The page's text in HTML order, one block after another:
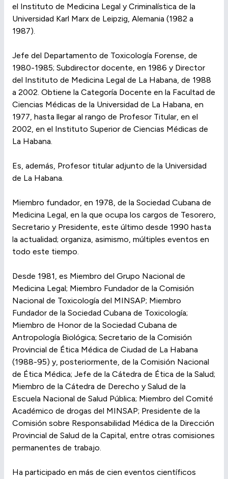
el Instituto de Medicina Legal y Criminalística de la
Universidad Karl Marx de Leipzig, Alemania (1982 a
1987).
Jefe del Departamento de Toxicología Forense, de
1980-1985; Subdirector docente, en 1986 y Director
del Instituto de Medicina Legal de La Habana, de 1988
a 2002. Obtiene la Categoría Docente en la Facultad de
Ciencias Médicas de la Universidad de La Habana, en
1977, hasta llegar al rango de Profesor Titular, en el
2002, en el Instituto Superior de Ciencias Médicas de
La Habana.
Es, además, Profesor titular adjunto de la Universidad
de La Habana.
Miembro fundador, en 1978, de la Sociedad Cubana de
Medicina Legal, en la que ocupa los cargos de Tesorero,
Secretario y Presidente, este último desde 1990 hasta
la actualidad; organiza, asimismo, múltiples eventos en
todo este tiempo.
Desde 1981, es Miembro del Grupo Nacional de
Medicina Legal; Miembro Fundador de la Comisión
Nacional de Toxicología del MINSAP; Miembro
Fundador de la Sociedad Cubana de Toxicología;
Miembro de Honor de la Sociedad Cubana de
Antropología Biológica; Secretario de la Comisión
Provincial de Ética Médica de Ciudad de La Habana
(1988-95) y, posteriormente, de la Comisión Nacional
de Ética Médica; Jefe de la Cátedra de Ética de la Salud;
Miembro de la Cátedra de Derecho y Salud de la
Escuela Nacional de Salud Pública; Miembro del Comité
Académico de drogas del MINSAP; Presidente de la
Comisión sobre Responsabilidad Médica de la Dirección
Provincial de Salud de la Capital, entre otras comisiones
permanentes de trabajo.
Ha participado en más de cien eventos científicos